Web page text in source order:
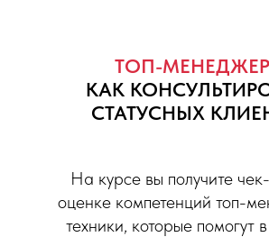
ТОП-
КАК
СТАТУСНЫХ
На курсе вы получите
оценке компетенций топ-
техники, которые помогут